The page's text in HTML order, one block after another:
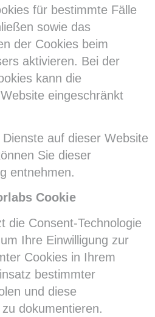
für bestimmte Fälle
sowie das
der Cookies beim
aktivieren. Bei der
kann die
eingeschränkt
auf dieser Website
Sie dieser
entnehmen.
Cookie
die Consent-Technologie
Ihre Einwilligung zur
Cookies in Ihrem
bestimmter
und diese
dokumentieren.